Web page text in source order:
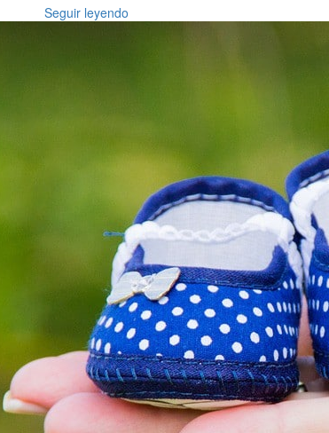
Seguir leyendo